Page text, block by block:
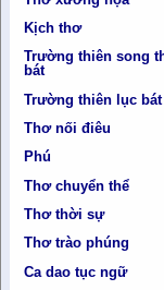
Kịch thơ
Trường thiên song
bát
Trường thiên lục bát
Thơ nối điêu
Phú
Thơ chuyển thể
Thơ thời sự
Thơ trào phúng
Ca dao tục ngữ